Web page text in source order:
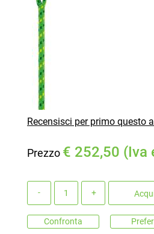
Recensisci per primo questo
Prezzo € 252,50 (Iva
Confronta